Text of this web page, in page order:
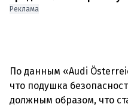
Реклама
По данным «Audi
что подушка
должным образом, что